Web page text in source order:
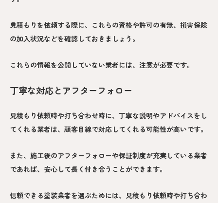
見積もりを依頼する際に、これらの資格や許可の有無、損害保険
の加入状況などを確認しておきましょう。
これらの情報を公開していない業者には、注意が必要です。
丁寧な対応とアフターフォロー
見積もり依頼時や打ち合わせ時に、丁寧な説明やアドバイスをし
てくれる業者は、顧客目線で対応してくれる可能性が高いです。
また、施工後のアフターフォローや保証制度が充実している業者
であれば、安心して長く付き合うことができます。
信頼できる塗装業者を選ぶためには、見積もり依頼時や打ち合わ